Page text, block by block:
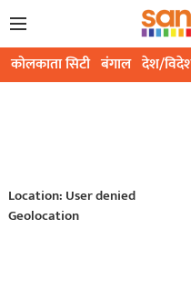
कोलकाता सिटी बंगाल देश/
Location: User denied
Geolocation